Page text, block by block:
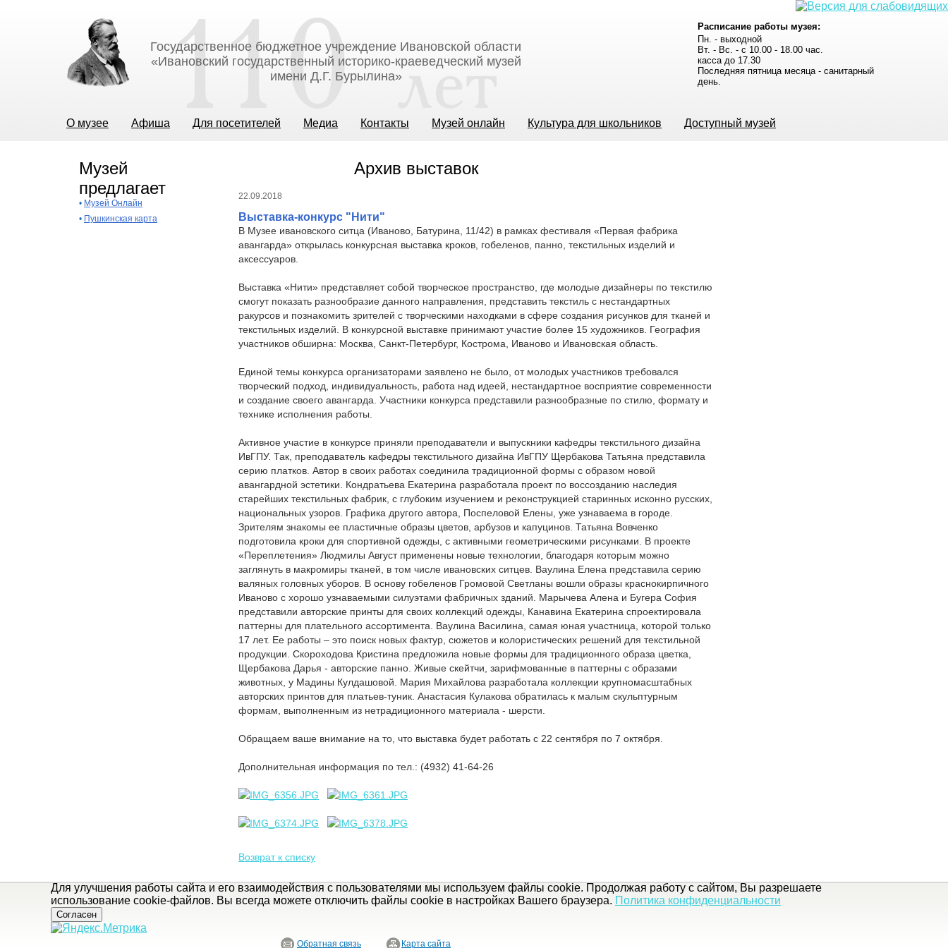
Государственное бюджетное учреждение Ивановской области
«Ивановский государственный историко-краеведческий музей
имени Д.Г. Бурылина»
Расписание работы музея:
Пн. - выходной
Вт. - Вс. - с 10.00 - 18.00 час.
касса до 17.30
Последняя пятница месяца - санитарный
день.
О музее Афиша Для посетителей Медиа Контакты Музей онлайн Культура для школьников Доступный музей
Музей
предлагает
• Музей Онлайн
• Пушкинская карта
Архив выставок
22.09.2018
Выставка-конкурс "Нити"
В Музее ивановского ситца (Иваново, Батурина, 11/42) в рамках фестиваля «Первая фабрика
авангарда» открылась конкурсная выставка кроков, гобеленов, панно, текстильных изделий и
аксессуаров.
Выставка «Нити» представляет собой творческое пространство, где молодые дизайнеры по текстилю
смогут показать разнообразие данного направления, представить текстиль с нестандартных
ракурсов и познакомить зрителей с творческими находками в сфере создания рисунков для тканей и
текстильных изделий. В конкурсной выставке принимают участие более 15 художников. География
участников обширна: Москва, Санкт-Петербург, Кострома, Иваново и Ивановская область.
Единой темы конкурса организаторами заявлено не было, от молодых участников требовался
творческий подход, индивидуальность, работа над идеей, нестандартное восприятие современности
и создание своего авангарда. Участники конкурса представили разнообразные по стилю, формату и
технике исполнения работы.
Активное участие в конкурсе приняли преподаватели и выпускники кафедры текстильного дизайна
ИвГПУ. Так, преподаватель кафедры текстильного дизайна ИвГПУ Щербакова Татьяна представила
серию платков. Автор в своих работах соединила традиционной формы с образом новой
авангардной эстетики. Кондратьева Екатерина разработала проект по воссозданию наследия
старейших текстильных фабрик, с глубоким изучением и реконструкцией старинных исконно русских,
национальных узоров. Графика другого автора, Поспеловой Елены, уже узнаваема в городе.
Зрителям знакомы ее пластичные образы цветов, арбузов и капуцинов. Татьяна Вовченко
подготовила кроки для спортивной одежды, с активными геометрическими рисунками. В проекте
«Переплетения» Людмилы Август применены новые технологии, благодаря которым можно
заглянуть в макромиры тканей, в том числе ивановских ситцев. Ваулина Елена представила серию
валяных головных уборов. В основу гобеленов Громовой Светланы вошли образы краснокирпичного
Иваново с хорошо узнаваемыми силуэтами фабричных зданий. Марычева Алена и Бугера София
представили авторские принты для своих коллекций одежды, Канавина Екатерина спроектировала
паттерны для плательного ассортимента. Ваулина Василина, самая юная участница, которой только
17 лет. Ее работы – это поиск новых фактур, сюжетов и колористических решений для текстильной
продукции. Скороходова Кристина предложила новые формы для традиционного образа цветка,
Щербакова Дарья - авторские панно. Живые скейтчи, зарифмованные в паттерны с образами
животных, у Мадины Кулдашовой. Мария Михайлова разработала коллекции крупномасштабных
авторских принтов для платьев-туник. Анастасия Кулакова обратилась к малым скульптурным
формам, выполненным из нетрадиционного материала - шерсти.
Обращаем ваше внимание на то, что выставка будет работать с 22 сентября по 7 октября.
Дополнительная информация по тел.: (4932) 41-64-26
Возврат к списку
Для улучшения работы сайта и его взаимодействия с пользователями мы используем файлы cookie. Продолжая работу с сайтом, Вы разрешаете
использование cookie-файлов. Вы всегда можете отключить файлы cookie в настройках Вашего браузера. Политика конфиденциальности
Согласен
Обратная связь Карта сайта